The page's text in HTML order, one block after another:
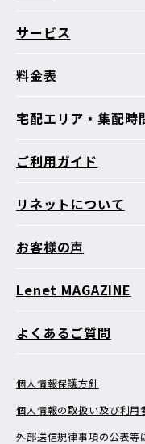
サービス
料金表
宅配エリア・集配時
ご利用ガイド
リネットについて
お客様の声
Lenet MAGAZINE
よくあるご質問
個人情報保護方針
個人情報の取扱い及び利用
外部送信規律事項の公表等